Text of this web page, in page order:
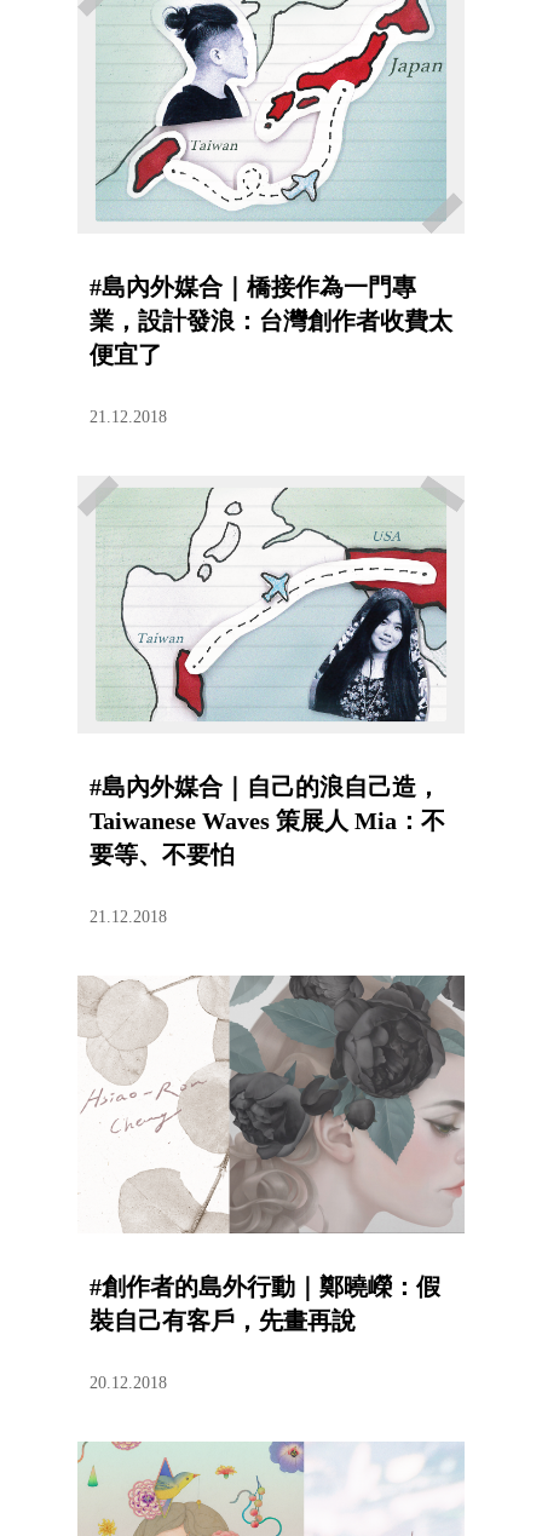
#島內外媒合｜橋接作為一門專
業，設計發浪：台灣創作者收費太
便宜了
21.12.2018
#島內外媒合｜自己的浪自己造，
Taiwanese Waves 策展人 Mia：不
要等、不要怕
21.12.2018
#創作者的島外行動｜鄭曉嶸：假
裝自己有客戶，先畫再說
20.12.2018